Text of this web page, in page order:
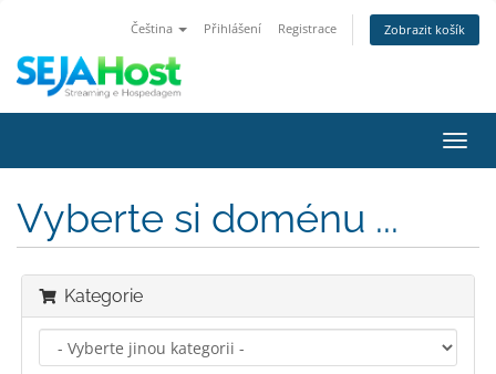
Čeština Přihlášení Registrace Zobrazit košík
Vyberte si doménu ...
Kategorie